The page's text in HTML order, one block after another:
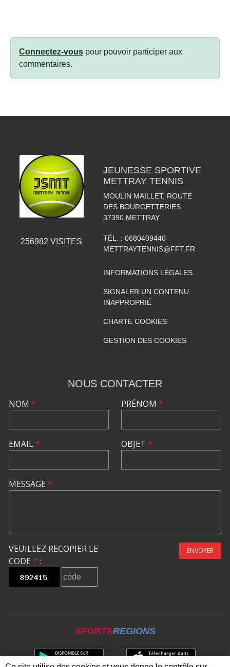
Connectez-vous pour pouvoir participer aux
commentaires.
256982 VISITES
JEUNESSE SPORTIVE
METTRAY TENNIS
MOULIN MAILLET, ROUTE
DES BOURGETTERIES
37390 METTRAY
TÉL. : 0680409440
METTRAYTENNIS@FFT.FR
INFORMATIONS LÉGALES
SIGNALER UN CONTENU
INAPPROPRIÉ
CHARTE COOKIES
GESTION DES COOKIES
NOUS CONTACTER
NOM *
EMAIL*
PRÉNOM *
OBJET *
MESSAGE *
VEUILLEZ RECOPIER LE
CODE * :
ENVOYER
SPORTSREGIONS